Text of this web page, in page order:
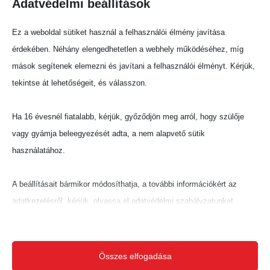
Adatvédelmi beállítások
Ez a weboldal sütiket használ a felhasználói élmény javítása
érdekében. Néhány elengedhetetlen a webhely működéséhez, míg
mások segítenek elemezni és javítani a felhasználói élményt. Kérjük,
tekintse át lehetőségeit, és válasszon.
Ha 16 évesnél fiatalabb, kérjük, győződjön meg arról, hogy szülője
vagy gyámja beleegyezését adta, a nem alapvető sütik
használatához.
A beállításait bármikor módosíthatja, a további információkért az
adatkezelésről, kérjük, olvassa el adatvédelmi szabályzatunkat.
Ne feledje, hogy ha bizonyos típusú sütik, vagy szolgáltatások
Összes elfogadása